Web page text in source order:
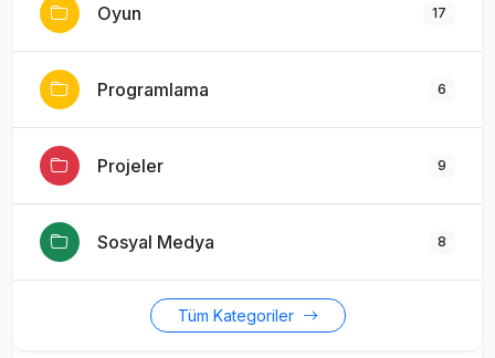
Oyun 17
Programlama 6
Projeler 9
Sosyal Medya 8
Tüm Kategoriler